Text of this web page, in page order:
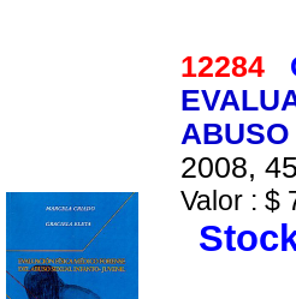
12284
2008,
Valor : $